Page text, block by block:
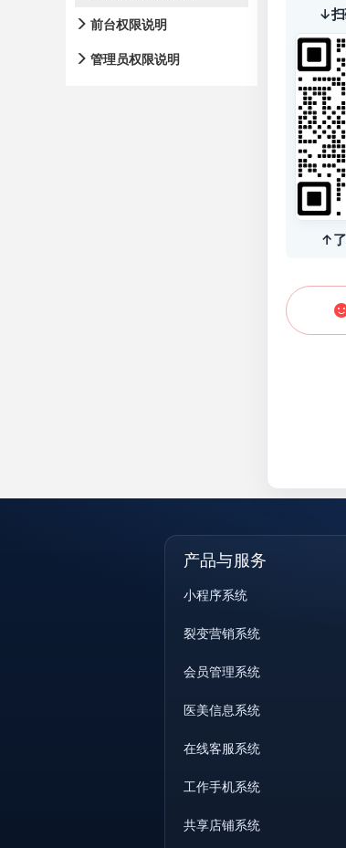
前台权限说明
管理员权限说明
↓扫
↑
产品与服务
小程序系统
裂变营销系统
会员管理系统
医美信息系统
在线客服系统
工作手机系统
共享店铺系统